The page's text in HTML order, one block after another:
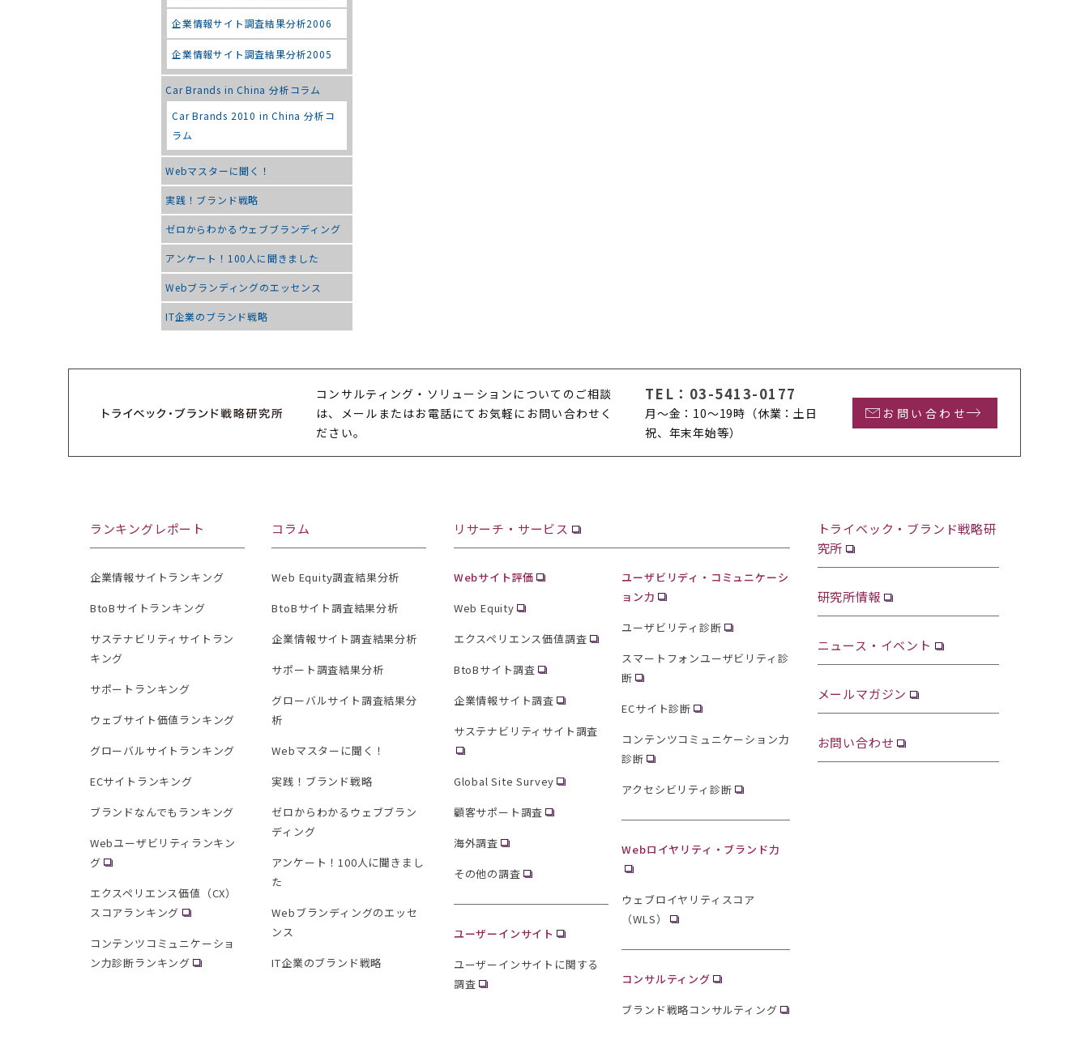
企業情報サイト調査結果分析2006
企業情報サイト調査結果分析2005
Car Brands in China 分析コラム
Car Brands 2010 in China 分析コ
ラム
Webマスターに聞く！
実践！ブランド戦略
ゼロからわかるウェブブランディング
アンケート！100人に聞きました
Webブランディングのエッセンス
IT企業のブランド戦略
コンサルティング・ソリューションについてのご相談
は、メールまたはお電話にてお気軽にお問い合わせく
ださい。
TEL： 03-5413-0177
月〜金：10〜19時 （休業：土日
祝、年末年始等）
お問い合わせ
ランキングレポート
企業情報サイトランキング
BtoBサイトランキング
サステナビリティサイトラン
キング
サポートランキング
ウェブサイト価値ランキング
グローバルサイトランキング
ECサイトランキング
ブランドなんでもランキング
Webユーザビリティランキン
グ
エクスペリエンス価値（CX）
スコアランキング
コンテンツコミュニケーショ
ン力診断ランキング
コラム
Web Equity調査結果分析
BtoBサイト調査結果分析
企業情報サイト調査結果分析
サポート調査結果分析
グローバルサイト調査結果分
析
Webマスターに聞く！
実践！ブランド戦略
ゼロからわかるウェブブラン
ディング
アンケート！100人に聞きまし
た
Webブランディングのエッセ
ンス
IT企業のブランド戦略
リサーチ・サービス
Webサイト評価
Web Equity
エクスペリエンス価値調査
BtoBサイト調査
企業情報サイト調査
サステナビリティサイト調査
Global Site Survey
顧客サポート調査
海外調査
その他の調査
ユーザーインサイト
ユーザーインサイトに関する
調査
ユーザビリディ・コミュニケーシ
ョン力
ユーザビリティ診断
スマートフォンユーザビリティ診
断
ECサイト診断
コンテンツコミュニケーション力
診断
アクセシビリティ診断
Webロイヤリティ・ブランド力
ウェブロイヤリティスコア
（WLS）
コンサルティング
ブランド戦略コンサルティング
トライベック・ブランド戦略研
究所
研究所情報
ニュース・イベント
メールマガジン
お問い合わせ